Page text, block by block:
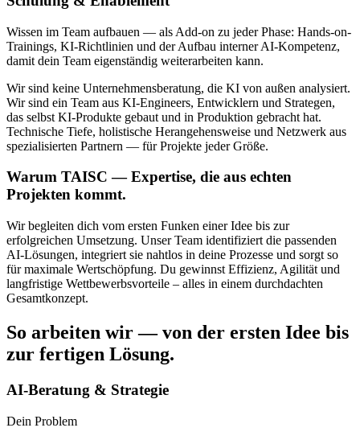
Wissen im Team aufbauen — als Add-on zu jeder Phase: Hands-on-
Trainings, KI-Richtlinien und der Aufbau interner AI-Kompetenz,
damit dein Team eigenständig weiterarbeiten kann.
Wir sind keine Unternehmensberatung, die KI von außen analysiert.
Wir sind ein Team aus KI-Engineers, Entwicklern und Strategen,
das selbst KI-Produkte gebaut und in Produktion gebracht hat.
Technische Tiefe, holistische Herangehensweise und Netzwerk aus
spezialisierten Partnern — für Projekte jeder Größe.
Warum TAISC — Expertise, die aus echten
Projekten kommt.
Wir begleiten dich vom ersten Funken einer Idee bis zur
erfolgreichen Umsetzung. Unser Team identifiziert die passenden
AI-Lösungen, integriert sie nahtlos in deine Prozesse und sorgt so
für maximale Wertschöpfung. Du gewinnst Effizienz, Agilität und
langfristige Wettbewerbsvorteile – alles in einem durchdachten
Gesamtkonzept.
So arbeiten wir — von der ersten Idee bis
zur fertigen Lösung.
AI-Beratung & Strategie
Dein Problem